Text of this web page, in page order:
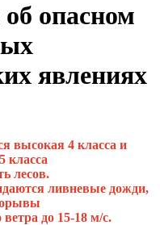
опасном
явлениях
высокая 4 класса и
класса
лесов.
ливневые дожди,
ветра до 15-18 м/с.